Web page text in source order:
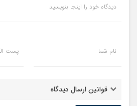
دیدگاه خود را اینجا بنویسید
نام شما پست
قوانین ارسال دیدگاه